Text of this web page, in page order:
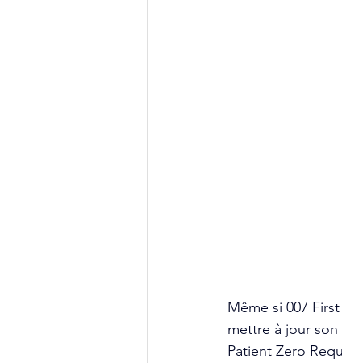
Même si 007
mettre à jour son
Patient Zero